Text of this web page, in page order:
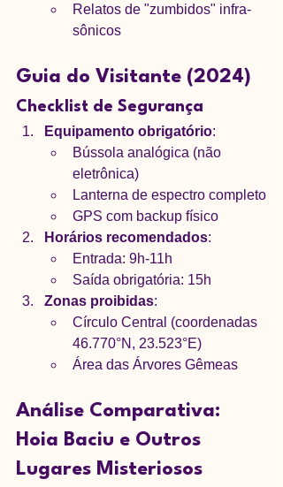
Relatos de "zumbidos" infra-
sônicos
Guia do Visitante (2024)
Checklist de Segurança
Equipamento obrigatório:
Bússola analógica (não
eletrônica)
Lanterna de espectro completo
GPS com backup físico
Horários recomendados:
Entrada: 9h-11h
Saída obrigatória: 15h
Zonas proibidas:
Círculo Central (coordenadas
46.770°N, 23.523°E)
Área das Árvores Gêmeas
Análise Comparativa:
Hoia Baciu e Outros
Lugares Misteriosos